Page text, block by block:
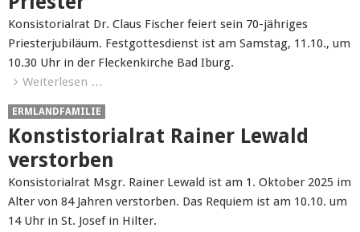
Konsistorialrat Dr. Claus Fischer feiert sein 70-jähriges
Priesterjubiläum. Festgottesdienst ist am Samstag, 11.10., um
10.30 Uhr in der Fleckenkirche Bad Iburg.
Weiterlesen …
ERMLANDFAMILIE
Konstistorialrat Rainer Lewald
verstorben
Konsistorialrat Msgr. Rainer Lewald ist am 1. Oktober 2025 im
Alter von 84 Jahren verstorben. Das Requiem ist am 10.10. um
14 Uhr in St. Josef in Hilter.